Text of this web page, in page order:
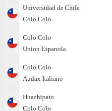
Universidad de Chile
Colo Colo
Colo Colo
Union Espanola
Colo Colo
Audax Italiano
Huachipato
Colo Colo